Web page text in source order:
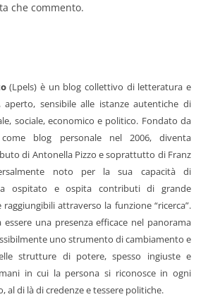
che commento.
(Lpels) è un blog collettivo di letteratura e
aperto, sensibile alle istanze autentiche di
sociale, economico e politico. Fondato da
blog personale nel 2006, diventa
di Antonella Pizzo e soprattutto di Franz
noto per la sua capacità di
ospitato e ospita contributi di grande
attraverso la funzione “ricerca”.
una presenza efficace nel panorama
uno strumento di cambiamento e
strutture di potere, spesso ingiuste e
in cui la persona si riconosce in ogni
al di là di credenze e tessere politiche.